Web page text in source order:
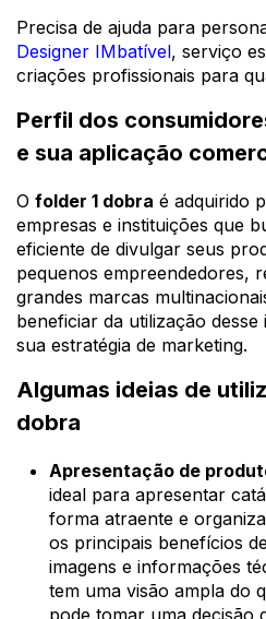
Precisa de ajuda para
Designer IMbatível, serviço
criações profissionais para
Perfil dos
e sua aplicação
O folder 1 dobra é adquirido
empresas e instituições que
eficiente de divulgar seus
pequenos empreendedores,
grandes marcas
beneficiar da utilização
sua estratégia de marketing.
Algumas ideias de
dobra
Apresentação de
ideal para apresentar
forma atraente e
os principais benefícios
imagens e informações
tem uma visão ampla do